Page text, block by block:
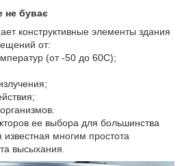
не буває
конструктивные элементы здания
от:
(от -50 до 60С);
ее выбора для большинства
известная многим простота
высыхания.